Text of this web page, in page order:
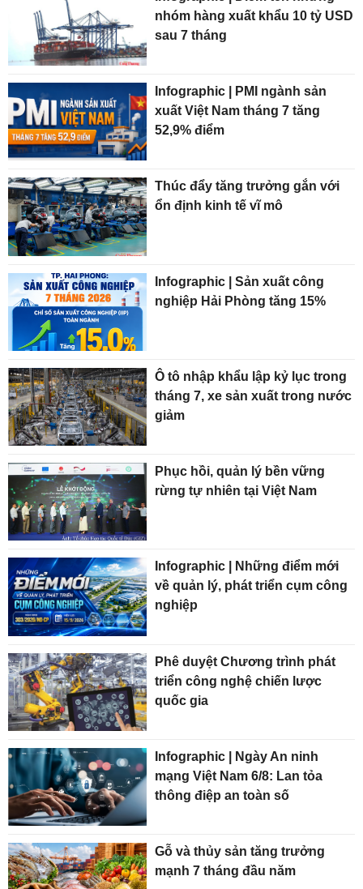
nhóm hàng xuất khẩu 10 tỷ USD
sau 7 tháng
Infographic | PMI ngành sản
xuất Việt Nam tháng 7 tăng
52,9% điểm
Thúc đẩy tăng trưởng gắn với
ổn định kinh tế vĩ mô
Infographic | Sản xuất công
nghiệp Hải Phòng tăng 15%
Ô tô nhập khẩu lập kỷ lục trong
tháng 7, xe sản xuất trong nước
giảm
Phục hồi, quản lý bền vững
rừng tự nhiên tại Việt Nam
Infographic | Những điểm mới
về quản lý, phát triển cụm công
nghiệp
Phê duyệt Chương trình phát
triển công nghệ chiến lược
quốc gia
Infographic | Ngày An ninh
mạng Việt Nam 6/8: Lan tỏa
thông điệp an toàn số
Gỗ và thủy sản tăng trưởng
mạnh 7 tháng đầu năm